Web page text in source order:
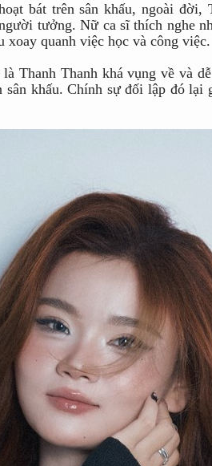
bát trên sân khấu, ngoài đời,
tưởng. Nữ ca sĩ thích nghe
xoay quanh việc học và công việc.
Thanh Thanh khá vụng về và
khấu. Chính sự đối lập đó lại